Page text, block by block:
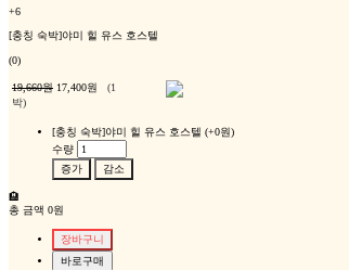
+6
[충칭 숙박]야미 힐 유스 호스텔
(0)
19,660원 17,400원
(1
박)
[충칭 숙박]야미 힐 유스 호스텔 (+0원)
수량
증가
감소
🏨
총 금액 0원